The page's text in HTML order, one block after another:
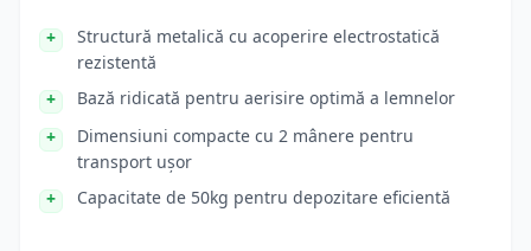
Structură metalică cu acoperire electrostatică
rezistentă
Bază ridicată pentru aerisire optimă a lemnelor
Dimensiuni compacte cu 2 mânere pentru
transport ușor
Capacitate de 50kg pentru depozitare eficientă